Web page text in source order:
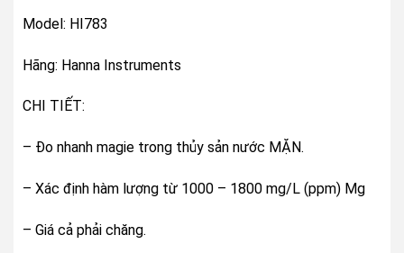
Model: HI783
Hãng: Hanna Instruments
CHI TIẾT:
– Đo nhanh magie trong thủy sản nước MẶN.
– Xác định hàm lượng từ 1000 – 1800 mg/L (ppm) Mg
– Giá cả phải chăng.